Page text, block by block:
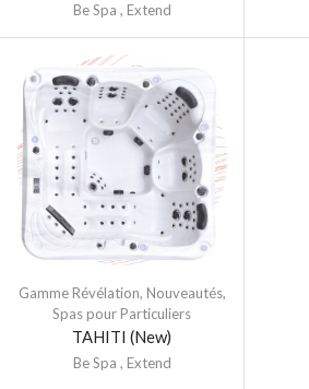
Be Spa , Extend
Gamme Révélation, Nouveautés,
Spas pour Particuliers
TAHITI (New)
Be Spa , Extend